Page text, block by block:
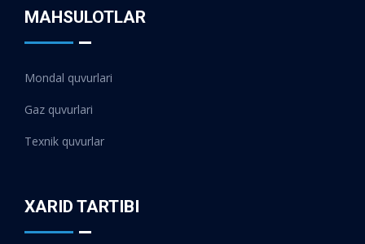
MAHSULOTLAR
Mondal quvurlari
Gaz quvurlari
Texnik quvurlar
XARID TARTIBI